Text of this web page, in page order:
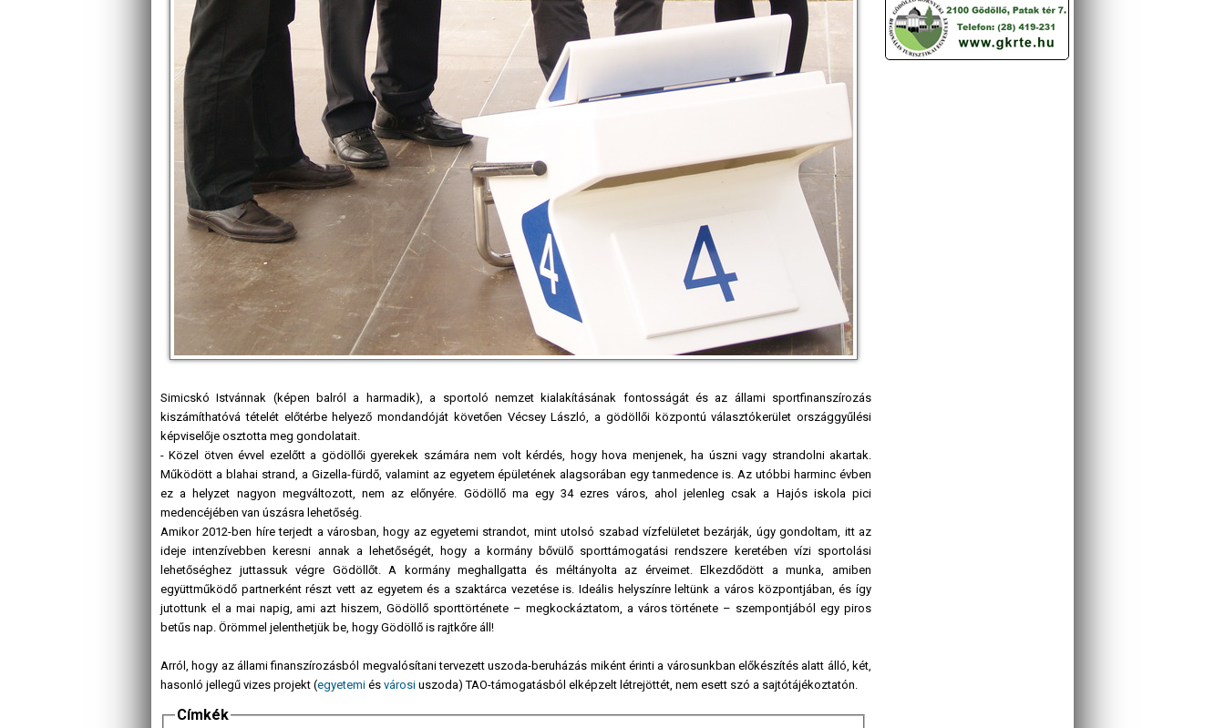
Simicskó Istvánnak (képen balról a harmadik), a sportoló nemzet kialakításának fontosságát és az állami sportfinanszírozás
kiszámíthatóvá tételét előtérbe helyező mondandóját követően Vécsey László, a gödöllői központú választókerület országgyűlési
képviselője osztotta meg gondolatait.
- Közel ötven évvel ezelőtt a gödöllői gyerekek számára nem volt kérdés, hogy hova menjenek, ha úszni vagy strandolni akartak.
Működött a blahai strand, a Gizella-fürdő, valamint az egyetem épületének alagsorában egy tanmedence is. Az utóbbi harminc évben
ez a helyzet nagyon megváltozott, nem az előnyére. Gödöllő ma egy 34 ezres város, ahol jelenleg csak a Hajós iskola pici
medencéjében van úszásra lehetőség.
Amikor 2012-ben híre terjedt a városban, hogy az egyetemi strandot, mint utolsó szabad vízfelületet bezárják, úgy gondoltam, itt az
ideje intenzívebben keresni annak a lehetőségét, hogy a kormány bővülő sporttámogatási rendszere keretében vízi sportolási
lehetőséghez juttassuk végre Gödöllőt. A kormány meghallgatta és méltányolta az érveimet. Elkezdődött a munka, amiben
együttműködő partnerként részt vett az egyetem és a szaktárca vezetése is. Ideális helyszínre leltünk a város központjában, és így
jutottunk el a mai napig, ami azt hiszem, Gödöllő sporttörténete – megkockáztatom, a város története – szempontjából egy piros
betűs nap. Örömmel jelenthetjük be, hogy Gödöllő is rajtkőre áll!
Arról, hogy az állami finanszírozásból megvalósítani tervezett uszoda-beruházás miként érinti a városunkban előkészítés alatt álló, két,
hasonló jellegű vizes projekt (egyetemi és városi uszoda) TAO-támogatásból elképzelt létrejöttét, nem esett szó a sajtótájékoztatón.
Címkék